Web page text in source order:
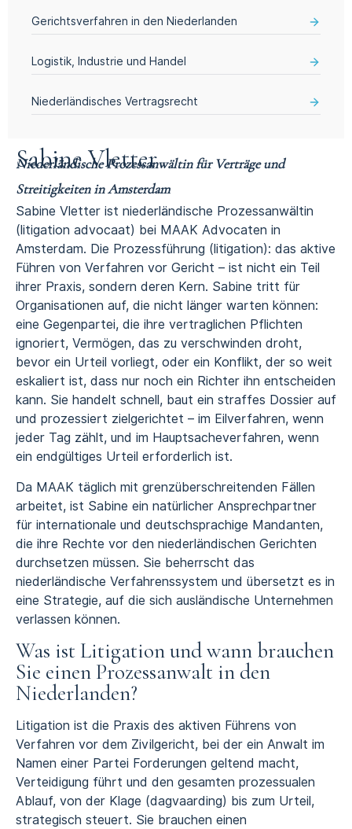
Sabine Vletter
Niederländische Prozessanwältin für Verträge und
Streitigkeiten in Amsterdam
Sabine Vletter ist niederländische Prozessanwältin
(litigation advocaat) bei MAAK Advocaten in
Amsterdam. Die Prozessführung (litigation): das aktive
Führen von Verfahren vor Gericht – ist nicht ein Teil
ihrer Praxis, sondern deren Kern. Sabine tritt für
Organisationen auf, die nicht länger warten können:
eine Gegenpartei, die ihre vertraglichen Pflichten
ignoriert, Vermögen, das zu verschwinden droht,
bevor ein Urteil vorliegt, oder ein Konflikt, der so weit
eskaliert ist, dass nur noch ein Richter ihn entscheiden
kann. Sie handelt schnell, baut ein straffes Dossier auf
und prozessiert zielgerichtet – im Eilverfahren, wenn
jeder Tag zählt, und im Hauptsacheverfahren, wenn
ein endgültiges Urteil erforderlich ist.
Da MAAK täglich mit grenzüberschreitenden Fällen
arbeitet, ist Sabine ein natürlicher Ansprechpartner
für internationale und deutschsprachige Mandanten,
die ihre Rechte vor den niederländischen Gerichten
durchsetzen müssen. Sie beherrscht das
niederländische Verfahrenssystem und übersetzt es in
eine Strategie, auf die sich ausländische Unternehmen
verlassen können.
Was ist Litigation und wann brauchen
Sie einen Prozessanwalt in den
Niederlanden?
Litigation ist die Praxis des aktiven Führens von
Verfahren vor dem Zivilgericht, bei der ein Anwalt im
Namen einer Partei Forderungen geltend macht,
Verteidigung führt und den gesamten prozessualen
Ablauf, von der Klage (dagvaarding) bis zum Urteil,
strategisch steuert. Sie brauchen einen
Gerichtsverfahren in den Niederlanden
Logistik, Industrie und Handel
Niederländisches Vertragsrecht